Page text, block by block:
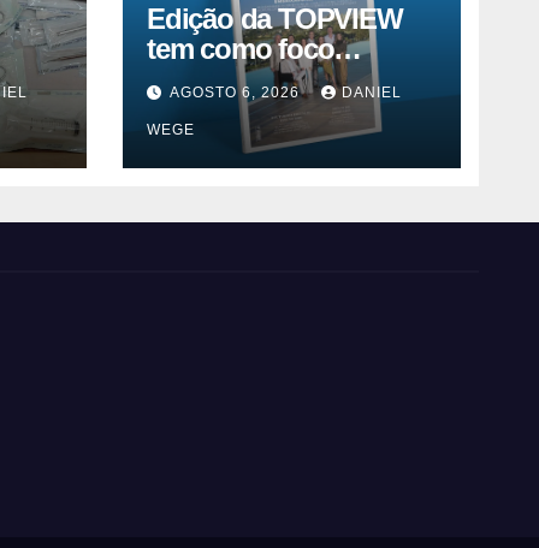
Edição da TOPVIEW
tem como foco
inovação, educação e
ESG
AGOSTO 6, 2026 DANIEL
WEGE